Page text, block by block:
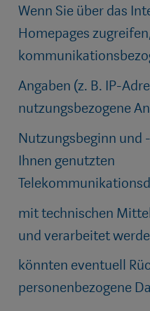
Wenn Sie über das
Homepages
Angaben (z. B. IP-
nutzungsbezogene
Nutzungsbeginn und
Ihnen genutzten
mit technischen
und verarbeitet
könnten eventuell
personenbezogene